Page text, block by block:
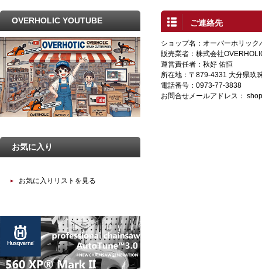
ご連絡先
ショップ名：オーバーホリック
販売業者：株式会社
運営責任者：秋好 佑恒
所在地：〒879-4331 大分県玖
電話番号：0973-77-3838
お問合せメールアドレス：
OVERHOLIC YOUTUBE
お気に入り
お気に入りリストを見る